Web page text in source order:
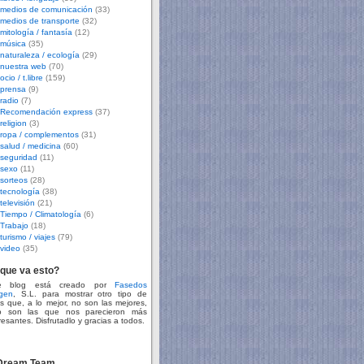
medios de comunicación (33)
medios de transporte (32)
mitología / fantasía (12)
música (35)
naturaleza / ecología (29)
nuestra web (70)
ocio / t.libre (159)
prensa (9)
radio (7)
Recomendación express (37)
religion (3)
ropa / complementos (31)
salud / medicina (60)
seguridad (11)
sexo (11)
sorteos (28)
tecnología (38)
televisión (21)
Tiempo / Climatología (6)
Trabajo (18)
turismo / viajes (79)
video (35)
va esto?
blog está creado por Fasedos
, S.L. para mostrar otro tipo de
que, a lo mejor, no son las mejores,
son las que nos parecieron más
Disfrutadlo y gracias a todos.